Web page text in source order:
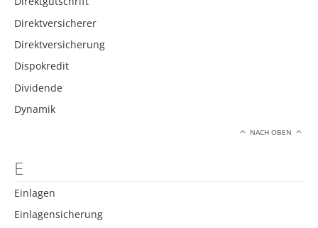
Direktversicherer
Direktversicherung
Dispokredit
Dividende
Dynamik
NACH OBEN
E
Einlagen
Einlagensicherung